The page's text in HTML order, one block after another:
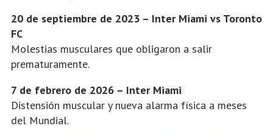
20 de septiembre de 2023 – Inter Miami vs Toronto
FC
Molestias musculares que obligaron a salir
prematuramente.
7 de febrero de 2026 – Inter Miami
Distensión muscular y nueva alarma física a meses
del Mundial.